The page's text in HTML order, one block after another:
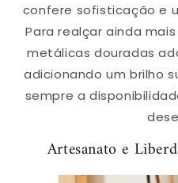
confere sofisticação e
Para realçar ainda
metálicas douradas
adicionando um brilho
sempre a
Artesanato e